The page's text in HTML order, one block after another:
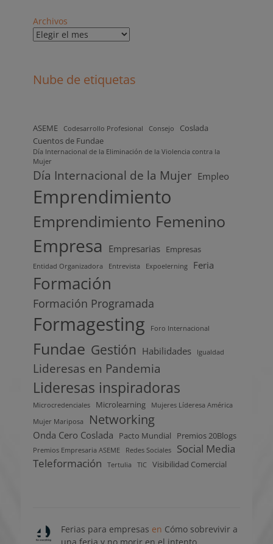
Archivos
Nube de etiquetas
ASEME Codesarrollo Profesional Consejo
Coslada
Cuentos de Fundae
Día Internacional de la Eliminación de la Violencia contra la
Mujer
Día Internacional de la Mujer Empleo
Emprendimiento
Emprendimiento Femenino
Empresa Empresarias Empresas
Entidad Organizadora Entrevista Expoelerning Feria
Formación
Formación Programada
Formagesting Foro Internacional
Fundae Gestión Habilidades Igualdad
Lideresas en Pandemia
Lideresas inspiradoras
Microcredenciales Microlearning
Mujeres Líderesa América
Mujer Mariposa
Networking
Onda Cero Coslada Pacto Mundial Premios 20Blogs
Premios Empresaria ASEME Redes Sociales
Social Media
Teleformación
Tertulia TIC Visibilidad Comercial
Ferias para empresas en Cómo sobrevivir a